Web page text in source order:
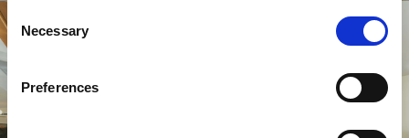
Selection
Necessary
Preferences